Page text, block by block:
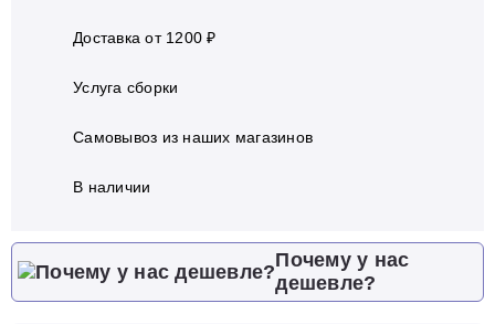
Доставка от 1200 ₽
Услуга сборки
Самовывоз из наших магазинов
В наличии
Почему у нас
дешевле?